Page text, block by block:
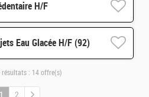
H/F
Eau Glacée H/F (92)
résultats : 14 offre(s)
1 2